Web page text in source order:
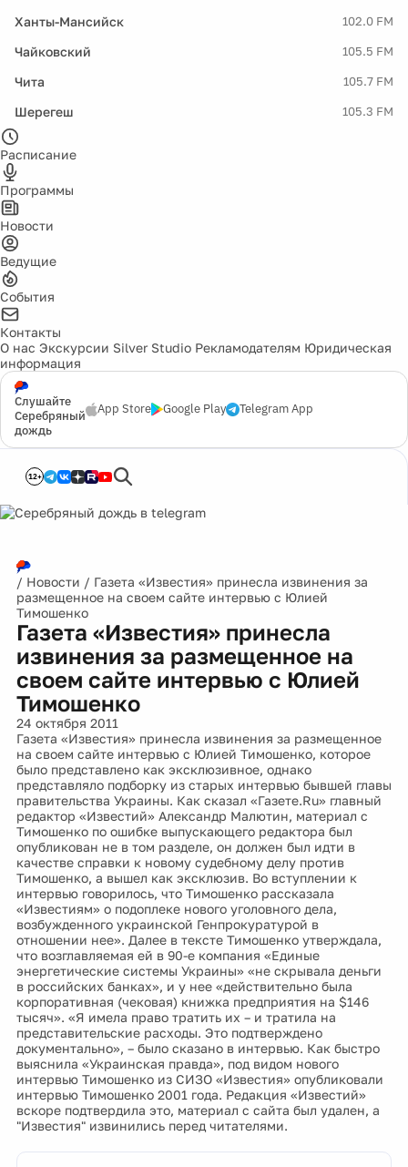
Ханты-Мансийск 102.0 FM
Чайковский 105.5 FM
Чита 105.7 FM
Шерегеш 105.3 FM
Расписание
Программы
Новости
Ведущие
События
Контакты
О нас Экскурсии Silver Studio Рекламодателям Юридическая
информация
Слушайте
Серебряный
дождь
App Store Google Play Telegram App
12+
/ Новости / Газета «Известия» принесла извинения за
размещенное на своем сайте интервью с Юлией
Тимошенко
Газета «Известия» принесла
извинения за размещенное на
своем сайте интервью с Юлией
Тимошенко
24 октября 2011
Газета «Известия» принесла извинения за размещенное
на своем сайте интервью с Юлией Тимошенко, которое
было представлено как эксклюзивное, однако
представляло подборку из старых интервью бывшей главы
правительства Украины. Как сказал «Газете.Ru» главный
редактор «Известий» Александр Малютин, материал с
Тимошенко по ошибке выпускающего редактора был
опубликован не в том разделе, он должен был идти в
качестве справки к новому судебному делу против
Тимошенко, а вышел как эксклюзив. Во вступлении к
интервью говорилось, что Тимошенко рассказала
«Известиям» о подоплеке нового уголовного дела,
возбужденного украинской Генпрокуратурой в
отношении нее». Далее в тексте Тимошенко утверждала,
что возглавляемая ей в 90-е компания «Единые
энергетические системы Украины» «не скрывала деньги
в российских банках», и у нее «действительно была
корпоративная (чековая) книжка предприятия на $146
тысяч». «Я имела право тратить их – и тратила на
представительские расходы. Это подтверждено
документально», – было сказано в интервью. Как быстро
выяснила «Украинская правда», под видом нового
интервью Тимошенко из СИЗО «Известия» опубликовали
интервью Тимошенко 2001 года. Редакция «Известий»
вскоре подтвердила это, материал с сайта был удален, а
"Известия" извинились перед читателями.